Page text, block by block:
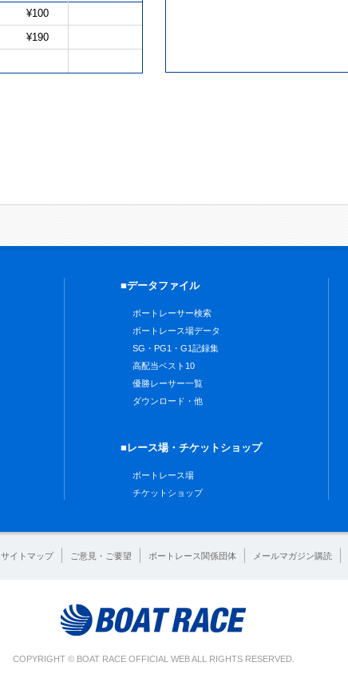
¥100
¥190
■データファイル
ボートレーサー検索
ボートレース場データ
SG・PG1・G1記録集
高配当ベスト10
優勝レーサー一覧
ダウンロード・他
■レース場・チケットショップ
ボートレース場
チケットショップ
サイトマップ ご意見・ご要望 ボートレース関係団体 メールマガジン購読
COPYRIGHT © BOAT RACE OFFICIAL WEB ALL RIGHTS RESERVED.